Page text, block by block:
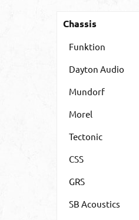
Chassis
Funktion
Dayton Audio
Mundorf
Morel
Tectonic
CSS
GRS
SB Acoustics